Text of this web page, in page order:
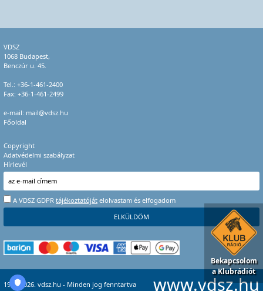
VDSZ
1068 Budapest,
Benczúr u. 45.
Tel.: +36-1-461-2400
Fax: +36-1-461-2499
e-mail: mail@vdsz.hu
Főoldal
Copyright
Adatvédelmi szabályzat
Hírlevél
A VDSZ GDPR tájékoztatóját elolvastam és elfogadom
1996-2026. vdsz.hu - Minden jog fenntartva www.vdsz.hu
Bekapcsolom
a Klubrádiót